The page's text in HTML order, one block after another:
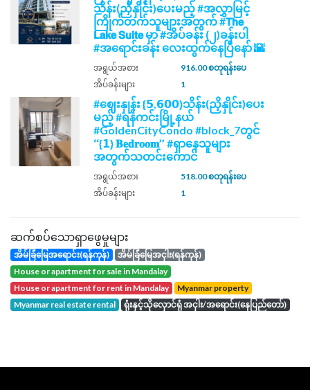
သိန်း(ညှိနှိုင်း)ပေးမည့် #အလွှာမြင့်
ကြိုက်တက်သူများအတွက် #𝗧𝗵𝗲
𝗟𝗮𝗸𝗲 𝗦𝘂𝗶𝘁𝗲 မှာ #အိပ်ခန်း (၂)ခန်းပါ
#အရောင်းခန်း လေးထွက်နေပြီနော် 🌇
အရွယ်အစား
916.00 စတုရန်းပေ
အိပ်ခန်းများ
1
#ဈေးနှုန်း {𝟱,𝟲𝟬𝟬}သိန်း(ညှိနှိုင်း)ပေး
မည့် #ရန်ကင်းမြို့နယ်
#GoldenCityCondo #block_7တွင်
‘‘{𝟭} 𝐁𝐞𝐝𝐫𝐨𝐨𝐦’’ #ရှာနေသူများ
အတွက်သတင်းကောင်
အရွယ်အစား
518.00 စတုရန်းပေ
အိပ်ခန်းများ
1
ဆက်စပ်သောရှာဖွေမှုများ
အိမ်ခြံမြေအရောင်း(ရန်ကုန်)
အိမ်ခြံမြေအငှါး(ရန်ကုန်)
house or apartment for sale in Mandalay
house or apartment for rent in Mandalay
Myanmar property
Myanmar real estate rental
ရုံးနှင့်သိုလှောင်ရုံ အငှါး/အရောင်း(နေပြည်တော်)